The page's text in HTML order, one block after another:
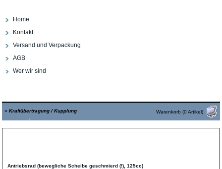
Home
Kontakt
Versand und Verpackung
AGB
Wer wir sind
»Kraftübertragung / Kupplung Warenkorb (0 Artikel)
Antriebsrad (bewegliche Scheibe geschmierd (!), 125cc)